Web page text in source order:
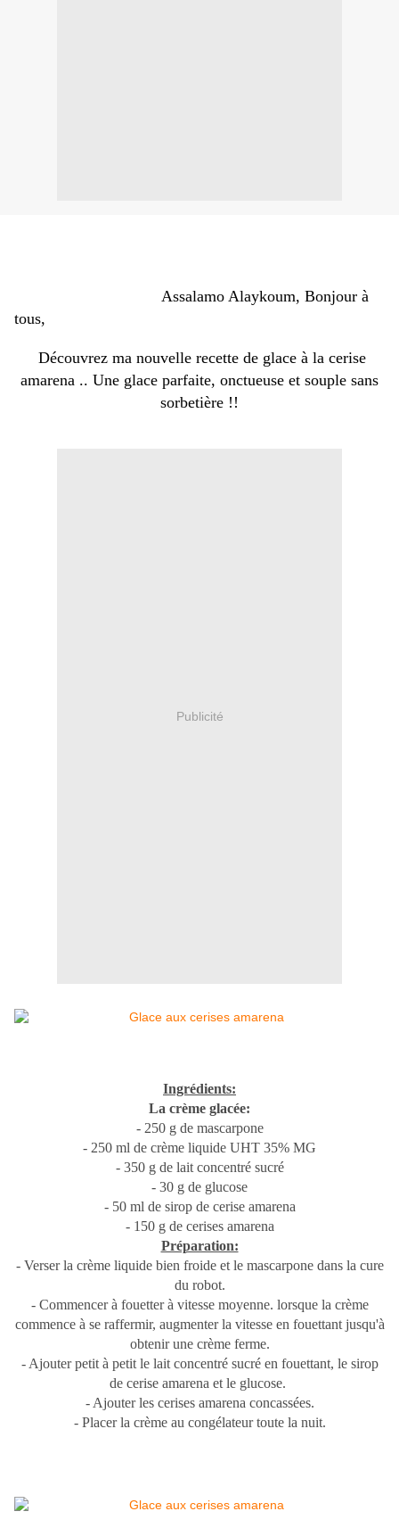
Assalamo Alaykoum, Bonjour à
tous,
Découvrez ma nouvelle recette de glace à la cerise
amarena .. Une glace parfaite, onctueuse et souple sans
sorbetière !!
Publicité
Ingrédients:
La crème glacée:
- 250 g de mascarpone
- 250 ml de crème liquide UHT 35% MG
- 350 g de lait concentré sucré
- 30 g de glucose
- 50 ml de sirop de cerise amarena
- 150 g de cerises amarena
Préparation:
- Verser la crème liquide bien froide et le mascarpone dans la cure
du robot.
- Commencer à fouetter à vitesse moyenne. lorsque la crème
commence à se raffermir, augmenter la vitesse en fouettant jusqu'à
obtenir une crème ferme.
- Ajouter petit à petit le lait concentré sucré en fouettant, le sirop
de cerise amarena et le glucose.
- Ajouter les cerises amarena concassées.
- Placer la crème au congélateur toute la nuit.